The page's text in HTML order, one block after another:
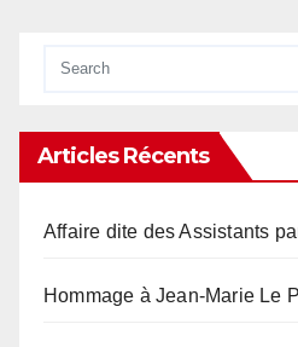
Articles Récents
Affaire dite des Assistants
Hommage à Jean-Marie Le